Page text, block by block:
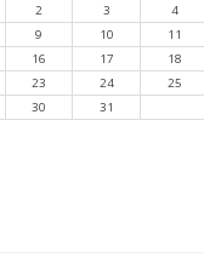
2 3 4
9 10 11
16 17 18
23 24 25
30 31